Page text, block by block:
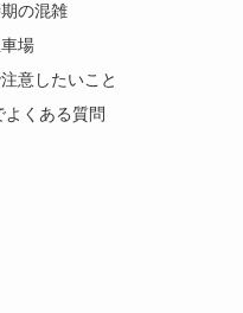
の混雑
場
意したいこと
くある質問